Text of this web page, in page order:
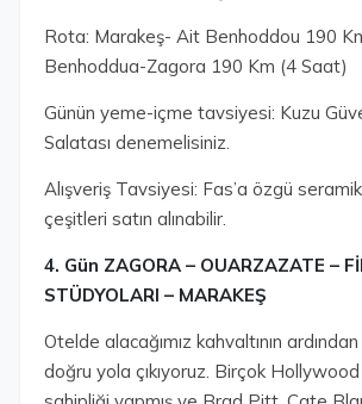
Rota: Marakeş- Ait Benhoddou 190
Benhoddua-Zagora 190 Km (4 Saat)
Günün yeme-içme tavsiyesi: Kuzu
Salatası denemelisiniz.
Alışveriş Tavsiyesi: Fas’a özgü
çeşitleri satın alınabilir.
4. Gün ZAGORA – OUARZAZATE –
STÜDYOLARI – MARAKEŞ
Otelde alacağımız kahvaltının
doğru yola çıkıyoruz. Birçok